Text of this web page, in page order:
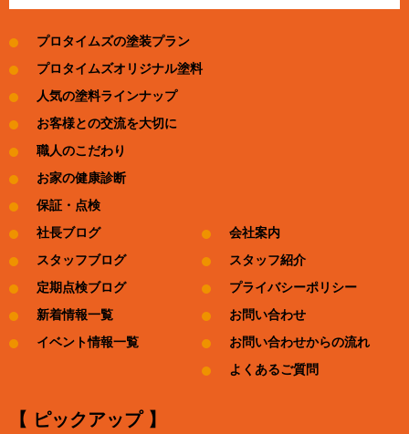
プロタイムズの塗装プラン
プロタイムズオリジナル塗料
人気の塗料ラインナップ
お客様との交流を大切に
職人のこだわり
お家の健康診断
保証・点検
社長ブログ
スタッフブログ
定期点検ブログ
新着情報一覧
イベント情報一覧
会社案内
スタッフ紹介
プライバシーポリシー
お問い合わせ
お問い合わせからの流れ
よくあるご質問
【 ピックアップ 】